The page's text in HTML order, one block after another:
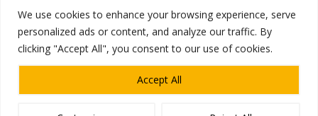
We use cookies to enhance your browsing experience, serve
personalized ads or content, and analyze our traffic. By
clicking "Accept All", you consent to our use of cookies.
Accept All
Copyright © 2026 SfKa e.V.–OnePressTheme von